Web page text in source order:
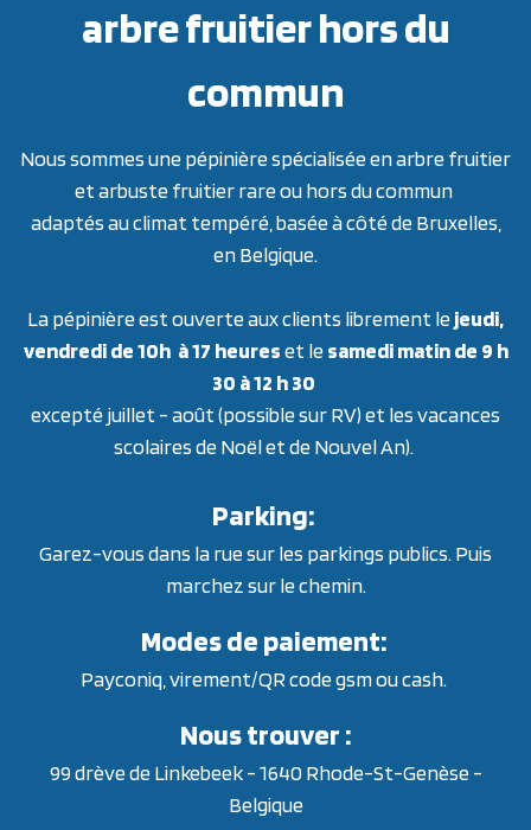
arbre fruitier hors du
commun
Nous sommes une pépinière spécialisée en arbre fruitier
et arbuste fruitier rare ou hors du commun
adaptés au climat tempéré, basée à côté de Bruxelles,
en Belgique.
La pépinière est ouverte aux clients librement lejeudi,
vendredi de 10h à 17 heureset lesamedi matin de 9 h
30 à 12 h 30
excepté juillet - août (possible sur RV) et les vacances
scolaires de Noël et de Nouvel An).
Parking:
Garez-vous dans la rue sur les parkings publics. Puis
marchez sur le chemin.
Modes de paiement:
Payconiq, virement/QR code gsm ou cash.
Nous trouver :
99 drève de Linkebeek - 1640 Rhode-St-Genèse -
Belgique